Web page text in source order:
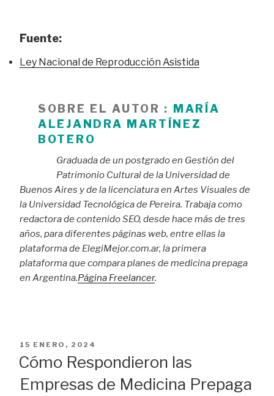
Fuente:
Ley Nacional de Reproducción Asistida
SOBRE EL AUTOR : MARÍA
ALEJANDRA MARTÍNEZ
BOTERO
Graduada de un postgrado en Gestión del
Patrimonio Cultural de la Universidad de
Buenos Aires y de la licenciatura en Artes Visuales de
la Universidad Tecnológica de Pereira. Trabaja como
redactora de contenido SEO, desde hace más de tres
años, para diferentes páginas web, entre ellas la
plataforma de ElegiMejor.com.ar, la primera
plataforma que compara planes de medicina prepaga
en Argentina.Página Freelancer.
PUBLICADO
EL
15 ENERO, 2024
Cómo Respondieron las
Empresas de Medicina Prepaga